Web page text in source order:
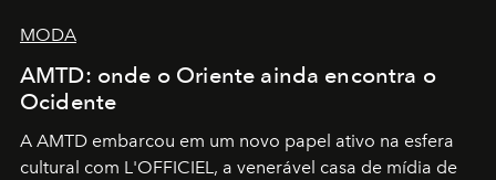
MODA
AMTD: onde o Oriente ainda encontra o
Ocidente
A AMTD embarcou em um novo papel ativo na esfera
cultural com L'OFFICIEL, a venerável casa de mídia de